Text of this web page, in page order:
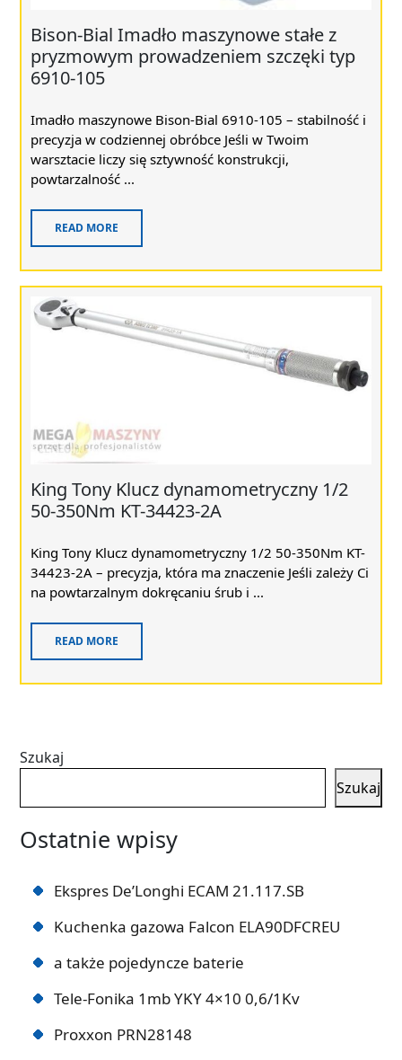
Bison-Bial Imadło maszynowe stałe z
pryzmowym prowadzeniem szczęki typ
6910-105
Imadło maszynowe Bison-Bial 6910-105 – stabilność i
precyzja w codziennej obróbce Jeśli w Twoim
warsztacie liczy się sztywność konstrukcji,
powtarzalność ...
READ MORE
King Tony Klucz dynamometryczny 1/2
50-350Nm KT-34423-2A
King Tony Klucz dynamometryczny 1/2 50-350Nm KT-
34423-2A – precyzja, która ma znaczenie Jeśli zależy Ci
na powtarzalnym dokręcaniu śrub i ...
READ MORE
Szukaj
Szukaj
Ostatnie wpisy
Ekspres De’Longhi ECAM 21.117.SB
Kuchenka gazowa Falcon ELA90DFCREU
a także pojedyncze baterie
Tele-Fonika 1mb YKY 4×10 0,6/1Kv
Proxxon PRN28148